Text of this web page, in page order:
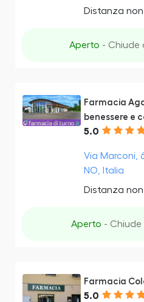
Distanza
Aperto - Chiude
Farmacia
benessere e
5.0
Via Marconi,
NO, Italia
Distanza
Aperto - Chiude
Farmacia
5.0